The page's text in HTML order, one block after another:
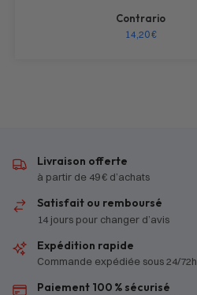
Contrario
14,20€
Livraison offerte
à partir de 49 € d’achats
Satisfait ou remboursé
14 jours pour changer d’avis
Expédition rapide
Commande expédiée sous 24/72h
Paiement 100 % sécurisé